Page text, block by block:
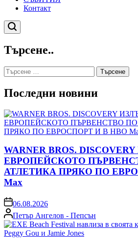
Контакт
Търсене
Търсене..
Търсене
за:
Последни новини
WARNER BROS.
ЕВРОПЕЙСКОТО
АТЛЕТИКА ПРЯКО ПО
Мах
on06.08.2026
Posted
by
Петър Ангелов - Пепсън